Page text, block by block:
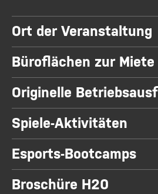
Ort der Veranstaltung
Büroflächen zur Miete
Originelle
Spiele-Aktivitäten
Esports-Bootcamps
Broschüre H20